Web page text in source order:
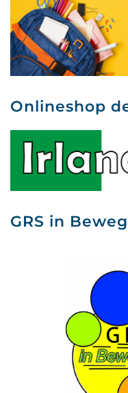
Onlineshop
GRS in